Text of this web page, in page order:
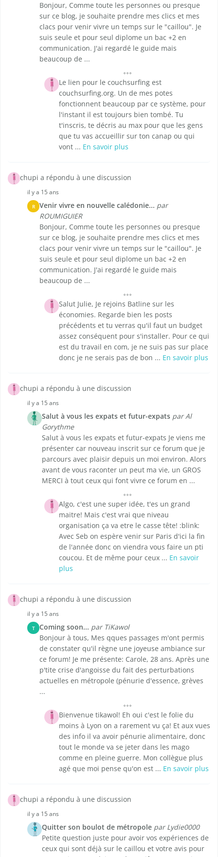
Bonjour, Comme toute les personnes ou presque
sur ce blog, je souhaite prendre mes clics et mes
clacs pour venir vivre un temps sur le "caillou". Je
suis seule et pour seul diplome un bac +2 en
communication. J'ai regardé le guide mais
beaucoup de ...
Le lien pour le couchsurfing est
couchsurfing.org. Un de mes potes
fonctionnent beaucoup par ce système, pour
l'instant il est toujours bien tombé. Tu
t'inscris, te décris au max pour que les gens
que tu vas accueillir sur ton canap ou qui
vont ... En savoir plus
chupi a répondu à une discussion
il y a 15 ans
R Venir vivre en nouvelle calédonie... par
ROUMIGUIER
Bonjour, Comme toute les personnes ou presque
sur ce blog, je souhaite prendre mes clics et mes
clacs pour venir vivre un temps sur le "caillou". Je
suis seule et pour seul diplome un bac +2 en
communication. J'ai regardé le guide mais
beaucoup de ...
Salut Julie, Je rejoins Batline sur les
économies. Regarde bien les posts
précédents et tu verras qu'il faut un budget
assez conséquent pour s'installer. Pour ce qui
est du travail en com, je ne suis pas sur place
donc je ne serais pas de bon ... En savoir plus
chupi a répondu à une discussion
il y a 15 ans
Salut à vous les expats et futur-expats par Al
Gorythme
Salut à vous les expats et futur-expats Je viens me
présenter car nouveau inscrit sur ce forum que je
parcours avec plaisir depuis un moi environ. Alors
avant de vous raconter un peut ma vie, un GROS
MERCI à tout ceux qui font vivre ce forum en ...
Algo, c'est une super idée, t'es un grand
maitre! Mais c'est vrai que niveau
organisation ça va etre le casse tête! :blink:
Avec Seb on espère venir sur Paris d'ici la fin
de l'année donc on viendra vous faire un pti
coucou. Et de même pour ceux ... En savoir
plus
chupi a répondu à une discussion
il y a 15 ans
T Coming soon... par TiKawol
Bonjour à tous, Mes qques passages m'ont permis
de constater qu'il règne une joyeuse ambiance sur
ce forum! Je me présente: Carole, 28 ans. Après une
p'tite crise d'angoisse du fait des perturbations
actuelles en métropole (pénurie d'essence, grèves
...
Bienvenue tikawol! Eh oui c'est le folie du
moins à Lyon on a rarement vu ça! Et aux vues
des info il va avoir pénurie alimentaire, donc
tout le monde va se jeter dans les mago
comme en pleine guerre. Mon collègue plus
agé que moi pense qu'on est ... En savoir plus
chupi a répondu à une discussion
il y a 15 ans
Quitter son boulot de métropole par Lydie0000
Petite question juste pour avoir vos expériences de
ceux qui sont déjà sur le caillou et votre avis pour